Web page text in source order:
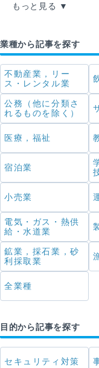
もっと見る
業種から記事を探す
不動産業，リー
ス・レンタル業
公務（他に分類さ
れるものを除く）
医療，福祉
宿泊業
小売業
電気・ガス・熱供
給・水道業
鉱業，採石業，砂
利採取業
全業種
目的から記事を探す
セキュリティ対策